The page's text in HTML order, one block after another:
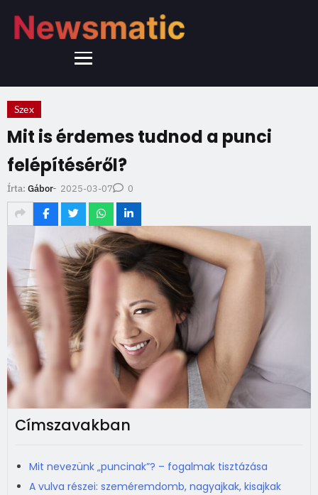
Szex
Mit is érdemes tudnod a punci
felépítéséről?
Írta: Gábor- 2025-03-07 0
Címszavakban
Mit nevezünk „puncinak”? – fogalmak tisztázása
A vulva részei: szeméremdomb, nagyajkak, kisajkak